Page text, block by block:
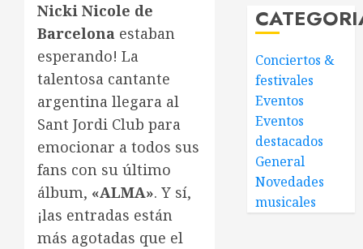
Nicki Nicole de
Barcelona estaban
esperando! La
talentosa cantante
argentina llegara al
Sant Jordi Club para
emocionar a todos sus
fans con su último
álbum, «ALMA». Y sí,
¡las entradas están
más agotadas que el
Conciertos &
festivales
Eventos
Eventos
destacados
General
Novedades
musicales